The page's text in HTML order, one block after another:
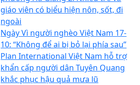
giáo viên có biểu hiện nôn, sốt, đi
ngoài
Ngày Vì người nghèo Việt Nam 17-
10: “Không để ai bị bỏ lại phía sau”
Plan International Việt Nam hỗ trợ
khẩn cấp người dân Tuyên Quang
khắc phục hậu quả mưa lũ